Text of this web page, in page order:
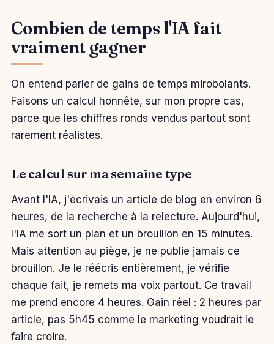
Combien de temps l'IA fait
vraiment gagner
On entend parler de gains de temps mirobolants.
Faisons un calcul honnête, sur mon propre cas,
parce que les chiffres ronds vendus partout sont
rarement réalistes.
Le calcul sur ma semaine type
Avant l'IA, j'écrivais un article de blog en environ 6
heures, de la recherche à la relecture. Aujourd'hui,
l'IA me sort un plan et un brouillon en 15 minutes.
Mais attention au piège, je ne publie jamais ce
brouillon. Je le réécris entièrement, je vérifie
chaque fait, je remets ma voix partout. Ce travail
me prend encore 4 heures. Gain réel : 2 heures par
article, pas 5h45 comme le marketing voudrait le
faire croire.